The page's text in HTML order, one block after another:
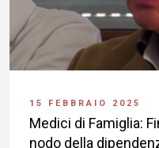
15 FEBBRAIO 2025
Medici di Famiglia:
nodo della